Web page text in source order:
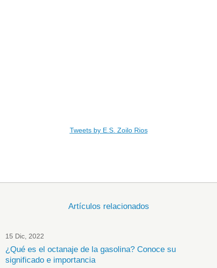
Tweets by E.S. Zoilo Rios
Artículos relacionados
15 Dic, 2022
¿Qué es el octanaje de la gasolina? Conoce su
significado e importancia